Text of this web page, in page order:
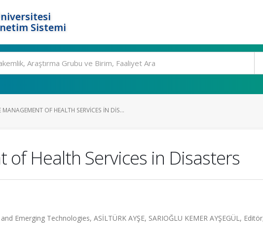
Sistemi
MANAGEMENT OF HEALTH SERVICES IN DIS...
of Health Services in Disasters
Emerging Technologies, ASİLTÜRK AYŞE, SARIOĞLU KEMER AYŞEGÜL,